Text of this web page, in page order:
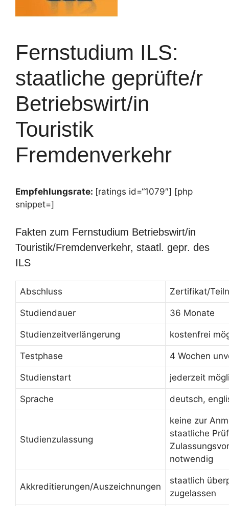
Fernstudium ILS:
staatliche geprüfte/r
Betriebswirt/in
Touristik
Fremdenverkehr
Empfehlungsrate: [ratings id=“1079″] [php
snippet=]
Fakten zum Fernstudium Betriebswirt/in
Touristik/Fremdenverkehr, staatl. gepr. des
ILS
Abschluss Zertifikat/
Studiendauer 36 Monate
Studienzeitverlängerung kostenfrei
Testphase 4 Wochen
Studienstart jederzeit
Sprache deutsch,
Studienzulassung
keine zur
staatliche
notwendig
Akkreditierungen/Auszeichnungen
staatlich
zugelassen